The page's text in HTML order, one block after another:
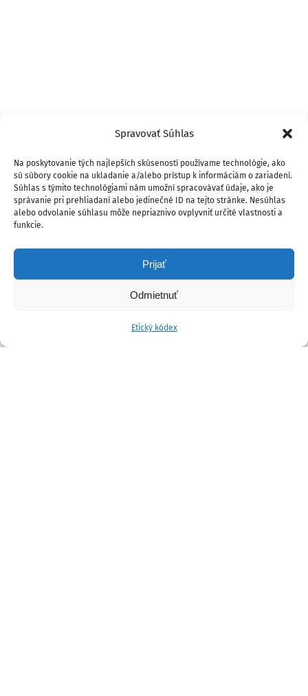
Spravovať Súhlas
Na poskytovanie tých najlepších skúseností používame technológie, ako
sú súbory cookie na ukladanie a/alebo prístup k informáciám o zariadení.
Súhlas s týmito technológiami nám umožní spracovávať údaje, ako je
správanie pri prehliadaní alebo jedinečné ID na tejto stránke. Nesúhlas
alebo odvolanie súhlasu môže nepriaznivo ovplyvniť určité vlastnosti a
funkcie.
Prijať
Odmietnuť
Etický kódex